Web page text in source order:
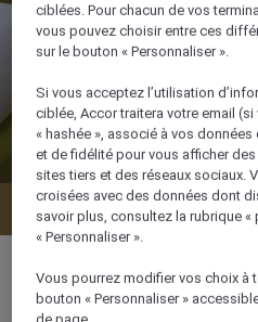
Vérifier la
ciblées. Pour chacun de vos
vous pouvez choisir entre ces
sur le bouton « Personnaliser ».
Si vous acceptez l’utilisation
ciblée, Accor traitera votre email (si
« hashée », associé à vos
et de fidélité pour vous afficher
sites tiers et des réseaux sociaux.
croisées avec des données dont
savoir plus, consultez la rubrique
« Personnaliser ».
Vous pourrez modifier vos choix à
bouton « Personnaliser »